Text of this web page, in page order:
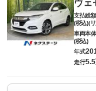
ヴェ
支払総額
(税込)(
車両本
(税込)
年式
走行